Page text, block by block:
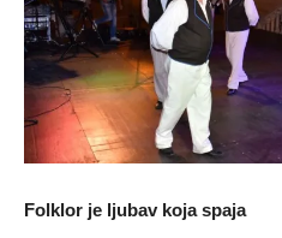
Folklor je ljubav koja spaja